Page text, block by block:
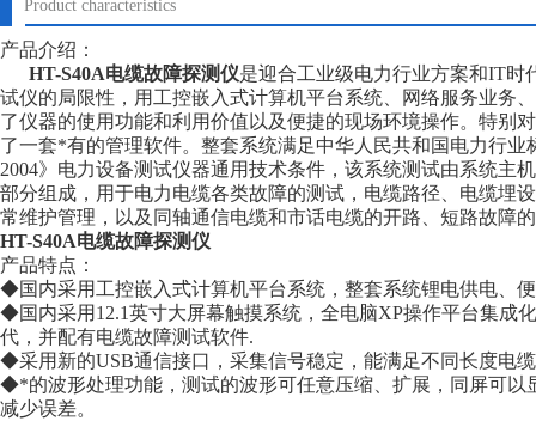
Product characteristics
产品介绍：
HT-S40A电缆故障探测仪是迎合工业级电力行业方案和IT时
试仪的局限性，用工控嵌入式计算机平台系统、网络服务业务
了仪器的使用功能和利用价值以及便捷的现场环境操作。特别
了一套*有的管理软件。整套系统满足中华人民共和国电力行业
2004》电力设备测试仪器通用技术条件，该系统测试由系统主
部分组成，用于电力电缆各类故障的测试，电缆路径、电缆埋
常维护管理，以及同轴通信电缆和市话电缆的开路、短路故障
HT-S40A电缆故障探测仪
产品特点：
◆国内采用工控嵌入式计算机平台系统，整套系统锂电供电、
◆国内采用12.1英寸大屏幕触摸系统，全电脑XP操作平台集成
代，并配有电缆故障测试软件.
◆采用新的USB通信接口，采集信号稳定，能满足不同长度电
◆*的波形处理功能，测试的波形可任意压缩、扩展，同屏可以
减少误差。